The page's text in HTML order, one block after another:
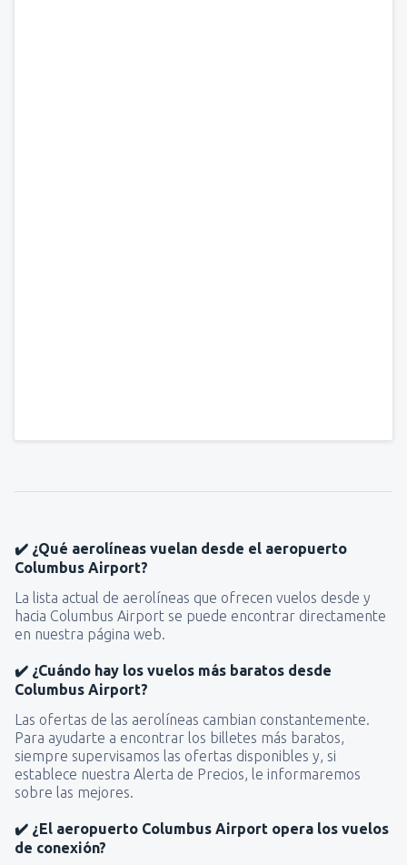
✔️ ¿Qué aerolíneas vuelan desde el aeropuerto
Columbus Airport?
La lista actual de aerolíneas que ofrecen vuelos desde y
hacia Columbus Airport se puede encontrar directamente
en nuestra página web.
✔️ ¿Cuándo hay los vuelos más baratos desde
Columbus Airport?
Las ofertas de las aerolíneas cambian constantemente.
Para ayudarte a encontrar los billetes más baratos,
siempre supervisamos las ofertas disponibles y, si
establece nuestra Alerta de Precios, le informaremos
sobre las mejores.
✔️ ¿El aeropuerto Columbus Airport opera los vuelos
de conexión?